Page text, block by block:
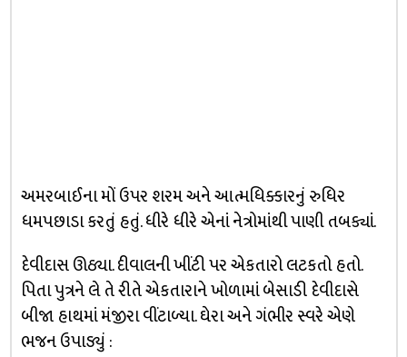
અમરબાઈના મોં ઉપર શરમ અને આત્મધિક્કારનું રુધિર
ધમપછાડા કરતું હતું. ધીરે ધીરે એનાં નેત્રોમાંથી પાણી તબક્યાં.
દેવીદાસ ઊઠ્યા. દીવાલની ખીંટી પર એકતારો લટકતો હતો.
પિતા પુત્રને લે તે રીતે એકતારાને ખોળામાં બેસાડી દેવીદાસે
બીજા હાથમાં મંજીરા વીંટાળ્યા. ઘેરા અને ગંભીર સ્વરે એણે
ભજન ઉપાડ્યું :